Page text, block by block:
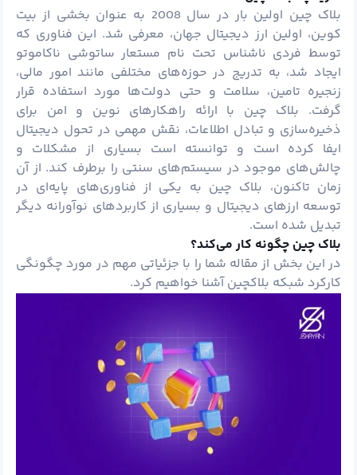
بلاک چین اولین بار در سال 2008 به عنوان بخشی از بیت
کوین، اولین ارز دیجیتال جهان، معرفی شد. این فناوری که
توسط فردی ناشناس تحت نام مستعار ساتوشی ناکاموتو
ایجاد شد، به تدریج در حوزه‌های مختلفی مانند امور مالی،
زنجیره تامین، سلامت و حتی دولت‌ها مورد استفاده قرار
گرفت. بلاک چین با ارائه راهکارهای نوین و امن برای
ذخیره‌سازی و تبادل اطلاعات، نقش مهمی در تحول دیجیتال
ایفا کرده است و توانسته است بسیاری از مشکلات و
چالش‌های موجود در سیستم‌های سنتی را برطرف کند. از آن
زمان تاکنون، بلاک چین به یکی از فناوری‌های پایه‌ای در
توسعه ارزهای دیجیتال و بسیاری از کاربردهای نوآورانه دیگر
تبدیل شده است.
بلاک چین چگونه کار می‌کند؟
در این بخش از مقاله شما را با جزئیاتی مهم در مورد چگونگی
کارکرد شبکه بلاکچین آشنا خواهیم کرد.